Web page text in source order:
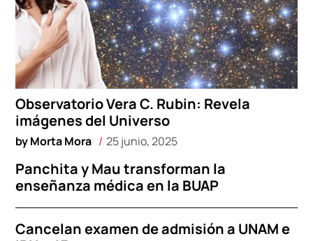
Observatorio Vera C. Rubin: Revela
imágenes del Universo
byMorta Mora 25 junio, 2025
Panchita y Mau transforman la
enseñanza médica en la BUAP
Cancelan examen de admisión a UNAM e